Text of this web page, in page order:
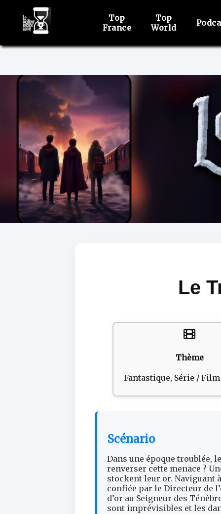
Top
France
Top
World
Le
Thème
Fantastique, Série /
Scénario
Dans une époque troublée,
renverser cette menace ?
stockent leur or. Naviguant
confiée par le Directeur de
d’or au Seigneur des
sont imprévisibles et les